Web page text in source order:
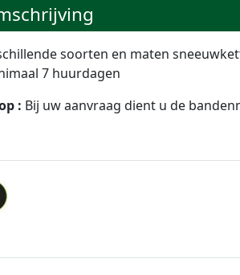
soorten en maten
7 huurdagen
: Bij uw aanvraag dient u de